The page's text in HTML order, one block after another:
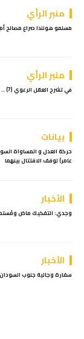
منبر الرأي
مسلمو هولندا صراع مصالح
منبر الرأي
في تشرح العقل الرعوي (7) .. بقلم: د. النور حمد
بيانات
حركة العدل و المساواة
عامر) لوقف الاقتتال بينهما
الأخبار
وجدي: التفكيك ماض ومُستمرٌ
الأخبار
سفارة وجالية جنوب السودان